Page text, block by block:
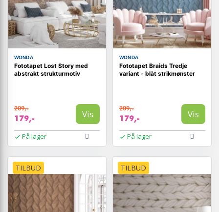
WONDA
Fototapet Lost Story med
abstrakt strukturmotiv
209,-
179,- Vis
På lager
WONDA
Fototapet Braids Tredje
variant - blåt strikmønster
209,-
179,- Vis
På lager
TILBUD TILBUD